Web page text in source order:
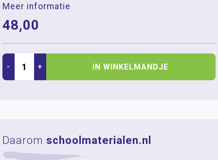
Meer informatie
48,00
- + IN WINKELMANDJE
Daarom schoolmaterialen.nl